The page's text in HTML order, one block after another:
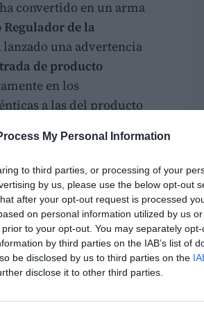
My Personal Information
to third parties, or processing of your
by us, please use the below opt-out
after your opt-out request is processed
on personal information utilized by us
to your opt-out. You may separately
by third parties on the IAB’s list of
be disclosed by us to third parties on the
disclose it to other third parties.
convertido en un arma
Regulador de la
lanzado una advertencia
de producto
en los
a las del producto
en el sector de la
en el lineal pueden
la procedencia
falta de transparencia,
bebida se manufacture
que la chufa se ha